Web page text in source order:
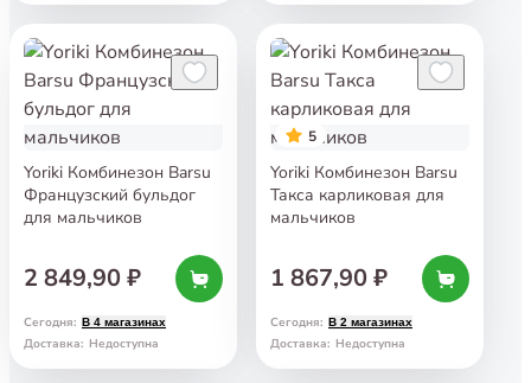
Yoriki Комбинезон Barsu
Французский бульдог
для мальчиков
2 849,90 ₽
Сегодня: В 4 магазинах
Доставка: Недоступна
5
Yoriki Комбинезон Barsu
Такса карликовая для
мальчиков
1 867,90 ₽
Сегодня: В 2 магазинах
Доставка: Недоступна